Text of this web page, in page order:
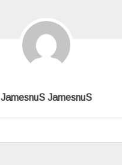
JamesnuS JamesnuS